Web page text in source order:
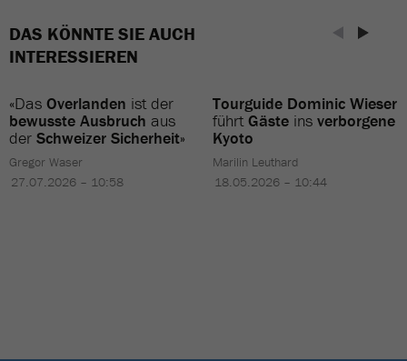
DAS KÖNNTE SIE AUCH
INTERESSIEREN
«Das Overlanden ist der
bewusste Ausbruch aus
der Schweizer Sicherheit»
Gregor Waser
27.07.2026 – 10:58
Tourguide Dominic Wieser
führtGäste ins verborgene
Kyoto
Marilin Leuthard
18.05.2026 – 10:44